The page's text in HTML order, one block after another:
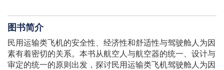
图书简介
民用运输类飞机的安全性、经济性和舒适性与驾驶舱人为因
素有着密切的关系。本书从航空人与航空器的统一、设计与
审定的统一的原则出发，探讨民用运输类飞机驾驶舱人为因